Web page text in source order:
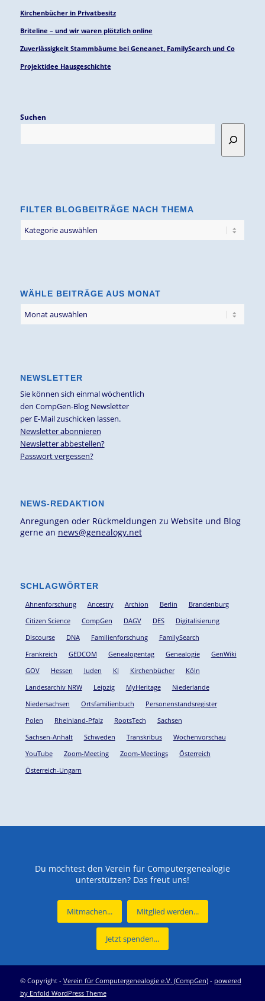
Kirchenbücher in Privatbesitz
Briteline – und wir waren plötzlich online
Zuverlässigkeit Stammbäume bei Geneanet, FamilySearch und Co
Projektidee Hausgeschichte
Suchen
FILTER BLOGBEITRÄGE NACH THEMA
Blogbeiträge
WÄHLE BEITRÄGE AUS MONAT
NEWSLETTER
Sie können sich einmal wöchentlich
den CompGen-Blog Newsletter
per E-Mail zuschicken lassen.
Newsletter abonnieren
Newsletter abbestellen?
Passwort vergessen?
NEWS-REDAKTION
Anregungen oder Rückmeldungen zu Website und Blog
gerne an news@genealogy.net
SCHLAGWÖRTER
Ahnenforschung Ancestry Archion Berlin
Brandenburg
Citizen Science
CompGen DAGV DES
Digitalisierung
Discourse
DNA Familienforschung
FamilySearch
Frankreich
GEDCOM Genealogentag Genealogie
GenWiki
GOV
Hessen Juden KI Kirchenbücher
Köln
Landesarchiv NRW
Leipzig MyHeritage
Niederlande
Niedersachsen
Ortsfamilienbuch
Personenstandsregister
Polen
Rheinland-Pfalz RootsTech
Sachsen
Sachsen-Anhalt
Schweden Transkribus
Wochenvorschau
YouTube
Zoom-Meeting Zoom-Meetings
Österreich
Österreich-Ungarn
Du möchtest den Verein für Computergenealogie
unterstützen? Das freut uns!
Mitmachen... Mitglied werden...
Jetzt spenden...
© Copyright - Verein für Computergenealogie e.V. (CompGen)- powered
by Enfold WordPress Theme